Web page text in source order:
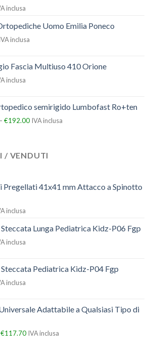
inclusa
Uomo Emilia Poneco
inclusa
Fascia Multiuso 410 Orione
inclusa
semirigido Lumbofast Ro+ten
€192.00 IVA inclusa
/ VENDUTI
Pregellati 41x41 mm Attacco a Spinotto
inclusa
Lunga Pediatrica Kidz-P06 Fgp
inclusa
Pediatrica Kidz-P04 Fgp
inclusa
Adattabile a Qualsiasi Tipo di
€117.70 IVA inclusa